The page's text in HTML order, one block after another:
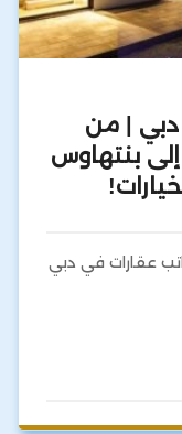
دبي | من
فقط إلى بنتهاوس
عقارات في دبي